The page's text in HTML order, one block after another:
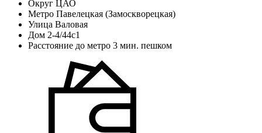
Округ ЦАО
Метро Павелецкая (Замоскворецкая)
Улица Валовая
Дом 2-4/44с1
Расстояние до метро 3 мин. пешком